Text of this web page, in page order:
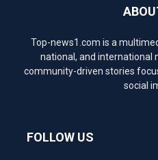
Top-news1.com is a
national, and international
community-driven stories
social
FOLLOW US